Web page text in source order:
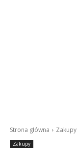
Strona główna Zakupy
Zakupy